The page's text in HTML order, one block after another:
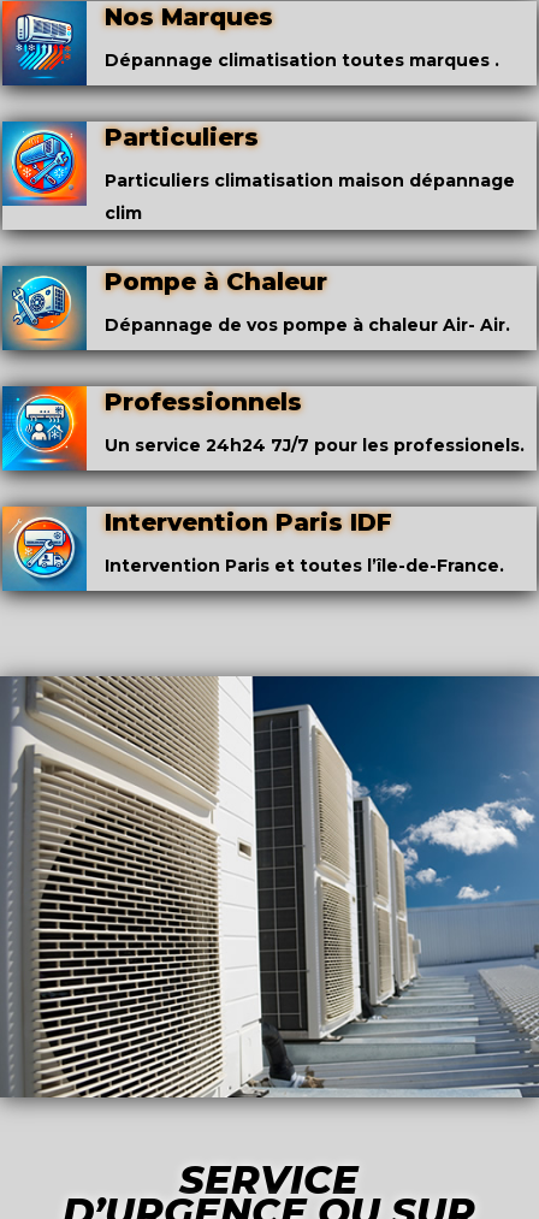
Nos Marques
Dépannage climatisation toutes marques .
Particuliers
Particuliers climatisation maison dépannage
clim
Pompe à Chaleur
Dépannage de vos pompe à chaleur Air- Air.
Professionnels
Un service 24h24 7J/7 pour les professionels.
Intervention Paris IDF
Intervention Paris et toutes l’île-de-France.
SERVICE